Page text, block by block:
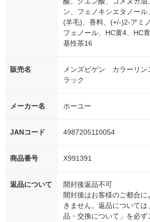
ン、フェノキシエタノー
(羊毛)、香料、(+/-)2-アミ
フェノール、HC黄4、HC
基性茶16
販売名
メンズビゲン カラーリ
ラック
メーカー名 ホーユー
JANコード 4987205110054
商品番号 X991391
返品について
開封後返品不可
開封後はお客様のご都合
きません。返品について
品・交換について」を必ず